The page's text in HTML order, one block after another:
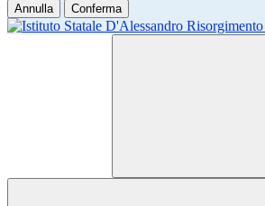
Annulla Conferma